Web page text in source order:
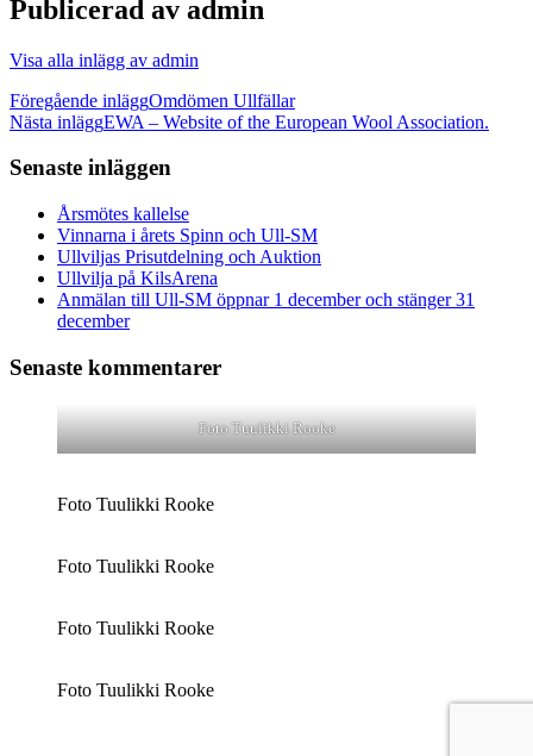
Publicerad av admin
Visa alla inlägg av admin
Inläggsnavigering
Föregående inläggOmdömen Ullfällar
Nästa inläggEWA – Website of the European Wool Association.
Senaste inläggen
Årsmötes kallelse
Vinnarna i årets Spinn och Ull-SM
Ullviljas Prisutdelning och Auktion
Ullvilja på KilsArena
Anmälan till Ull-SM öppnar 1 december och stänger 31
december
Senaste kommentarer
Foto Tuulikki Rooke
Foto Tuulikki Rooke
Foto Tuulikki Rooke
Foto Tuulikki Rooke
Foto Tuulikki Rooke